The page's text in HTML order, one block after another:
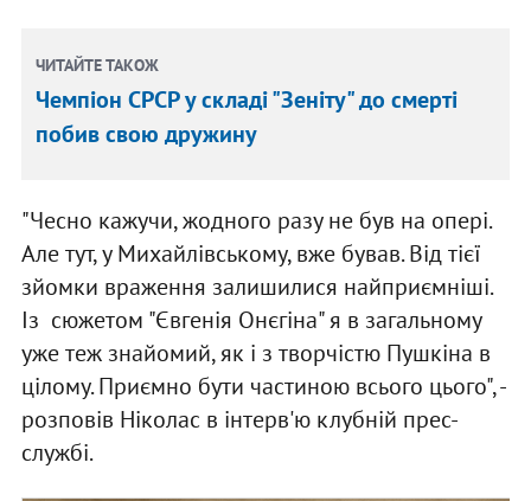
ЧИТАЙТЕ ТАКОЖ
Чемпіон СРСР у складі "Зеніту" до смерті
побив свою дружину
"Чесно кажучи, жодного разу не був на опері.
Але тут, у Михайлівському, вже бував. Від тієї
зйомки враження залишилися найприємніші.
Із сюжетом "Євгенія Онєгіна" я в загальному
уже теж знайомий, як і з творчістю Пушкіна в
цілому. Приємно бути частиною всього цього", -
розповів Ніколас в інтерв'ю клубній прес-
службі.